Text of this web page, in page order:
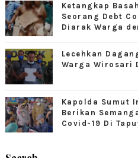
Ketangkap
Seorang Debt
Diarak Warga
Lecehkan
Warga Wirosari
Kapolda Sumut
Berikan
Covid-19 Di